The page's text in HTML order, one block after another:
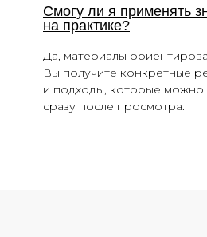
Смогу ли я применять
на практике?
Да, материалы
Вы получите конкретные
и подходы, которые можно
сразу после просмотра.